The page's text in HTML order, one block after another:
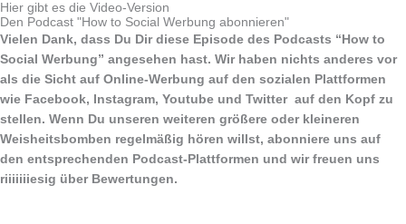
Hier gibt es die Video-Version
Den Podcast "How to Social Werbung abonnieren"
Vielen Dank, dass Du Dir diese Episode des Podcasts “How to
Social Werbung” angesehen hast. Wir haben nichts anderes vor
als die Sicht auf Online-Werbung auf den sozialen Plattformen
wie Facebook, Instagram, Youtube und Twitter auf den Kopf zu
stellen. Wenn Du unseren weiteren größere oder kleineren
Weisheitsbomben regelmäßig hören willst, abonniere uns auf
den entsprechenden Podcast-Plattformen und wir freuen uns
riiiiiiiesig über Bewertungen.